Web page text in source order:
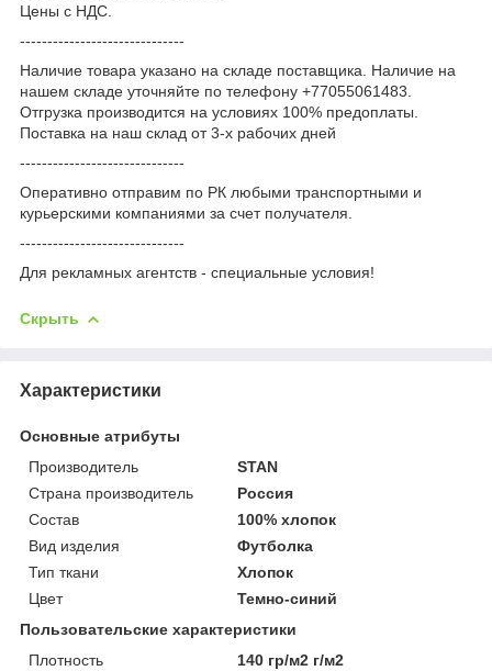
Цены с НДС.
------------------------------
Наличие товара указано на складе поставщика. Наличие на
нашем складе уточняйте по телефону +77055061483.
Отгрузка производится на условиях 100% предоплаты.
Поставка на наш склад от 3-x рабочих дней
------------------------------
Оперативно отправим по РК любыми транспортными и
курьерскими компаниями за счет получателя.
------------------------------
Для рекламных агентств - специальные условия!
Скрыть
Характеристики
Основные атрибуты
Производитель
STAN
Страна производитель
Россия
Состав
100% хлопок
Вид изделия
Футболка
Тип ткани
Хлопок
Цвет
Темно-синий
Пользовательские характеристики
Плотность
140 гр/м2 г/м2